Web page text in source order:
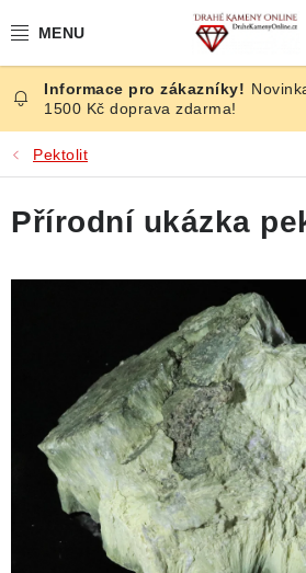
na
ČESKÉ KAMENY
ŠPERKY
KAMENY ZE SVĚTA
KRYSTALY
ČLÁNKY
NALEZIŠTĚ
1500 Kč doprava zdarma!
Pektolit
Přírodní ukázka